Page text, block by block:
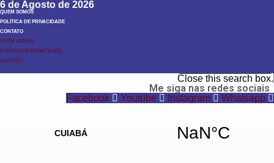
6 de Agosto de 2026
QUEM SOMOS
POLÍTICA DE PRIVACIDADE
CONTATO
QUEM SOMOS
POLÍTICA DE PRIVACIDADE
CONTATO
Close this search box.
Me siga nas redes sociais
Facebook Youtube Instagram Whatsapp